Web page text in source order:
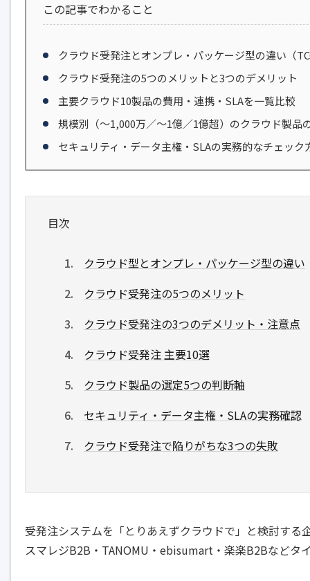
この記事でわかること
クラウド受発注とオンプレ・パッケージ型の違い（
クラウド受発注の5つのメリットと3つのデメリット
主要クラウド10製品の費用・連携・SLAを一覧比較
規模別（〜1,000万／〜1億／1億超）のクラウド製品
セキュリティ・データ主権・SLAの実務的なチェック
目次
クラウド型とオンプレ・パッケージ型の違い
クラウド受発注の5つのメリット
クラウド受発注の3つのデメリット・注意点
クラウド受発注 主要10選
クラウド製品の選定5つの判断軸
セキュリティ・データ主権・SLAの実務確認
クラウド受発注で陥りがちな3つの失敗
受発注システムを「とりあえずクラウドで」と検討する
スマレジB2B・TANOMU・ebisumart・楽楽B2Bなどタ